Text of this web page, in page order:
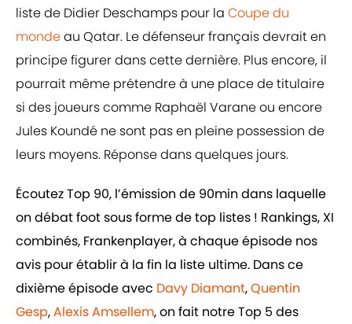
liste de Didier Deschamps pour la Coupe du
mondeau Qatar. Le défenseur français devrait en
principe figurer dans cette dernière. Plus encore, il
pourrait même prétendre à une place de titulaire
si des joueurs comme Raphaël Varane ou encore
Jules Koundé ne sont pas en pleine possession de
leurs moyens. Réponse dans quelques jours.
Écoutez Top 90, l’émission de 90min dans laquelle
on débat foot sous forme de top listes ! Rankings, XI
combinés, Frankenplayer, à chaque épisode nos
avis pour établir à la fin la liste ultime. Dans ce
dixième épisode avec Davy Diamant,Quentin
Gesp,Alexis Amsellem, on fait notre Top 5 des